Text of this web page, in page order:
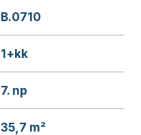
B.0710
1+kk
7. np
35,7 m²